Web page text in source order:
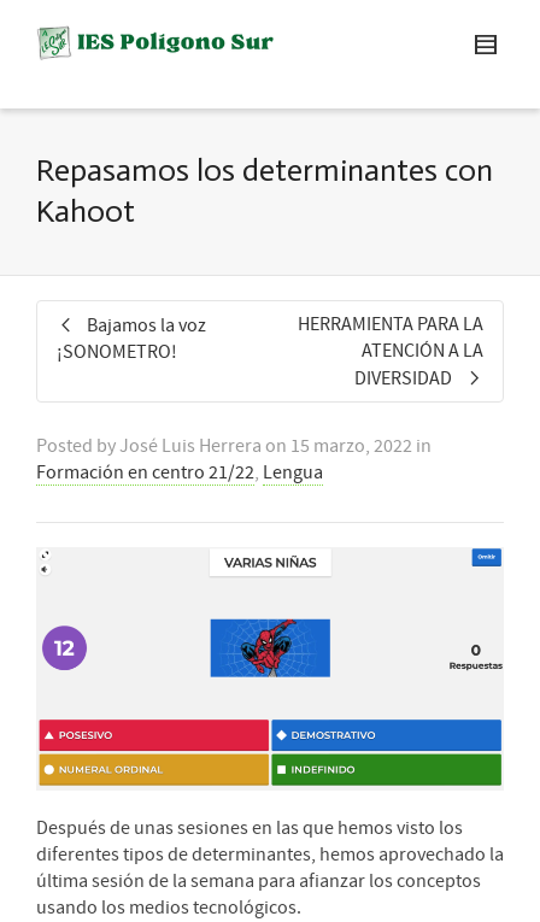
Repasamos los determinantes con
Kahoot
Bajamos la voz
¡SONOMETRO!
HERRAMIENTA PARA LA
ATENCIÓN A LA
DIVERSIDAD
Posted byJosé Luis Herrera on 15 marzo, 2022 in
Formación en centro 21/22, Lengua
Después de unas sesiones en las que hemos visto los
diferentes tipos de determinantes, hemos aprovechado la
última sesión de la semana para afianzar los conceptos
usando los medios tecnológicos.